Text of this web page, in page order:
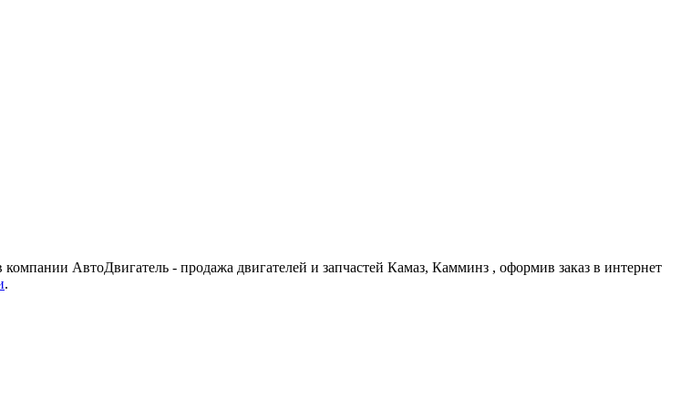
АвтоДвигатель - продажа двигателей и запчастей Камаз, Камминз , оформив заказ в интернет
.